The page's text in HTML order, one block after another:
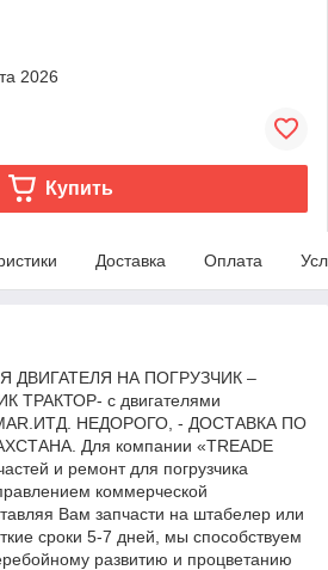
2026
Купить
Доставка Оплата
ДВИГАТЕЛЯ НА ПОГРУЗЧИК –
ТРАКТОР- c двигателями
НЕДОРОГО, - ДОСТАВКА ПО
Для компании «TREADE
и ремонт для погрузчика
коммерческой
Вам запчасти на штабелер или
сроки 5-7 дней, мы способствуем
развитию и процветанию